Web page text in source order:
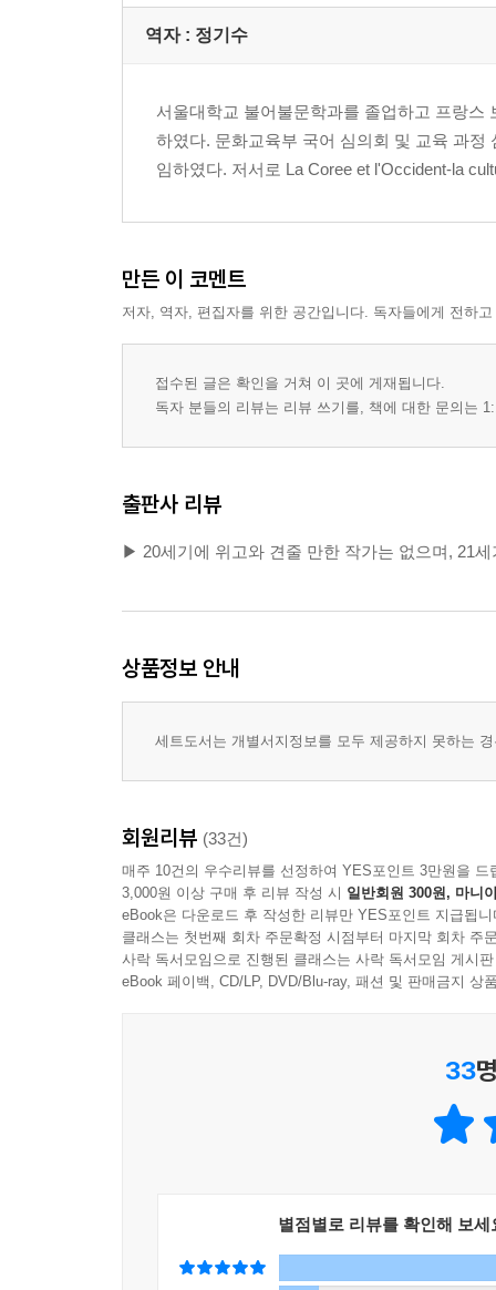
역자 : 정기수
서울대학교 불어불문학과를 졸업하고 프랑
하였다. 문화교육부 국어 심의회 및 교육 과
임하였다. 저서로 La Coree et l'Occident-la
만든 이 코멘트
저자, 역자, 편집자를 위한 공간입니다. 독자들에게 전하
접수된 글은 확인을 거쳐 이 곳에 게재됩니다.
독자 분들의 리뷰는 리뷰 쓰기를, 책에 대한 문의는
출판사 리뷰
▶ 20세기에 위고와 견줄 만한 작가는 없으며, 21
상품정보 안내
세트도서는 개별서지정보를 모두 제공하지 못하는
회원리뷰 (33건)
매주 10건의 우수리뷰를 선정하여 YES포인트 3만원을 드
3,000원 이상 구매 후 리뷰 작성 시 일반회원 300원, 마니
eBook은 다운로드 후 작성한 리뷰만 YES포인트 지급됩니
클래스는 첫번째 회차 주문확정 시점부터 마지막 회차 주
사락 독서모임으로 진행된 클래스는 사락 독서모임 게시
eBook 페이백, CD/LP, DVD/Blu-ray, 패션 및 판매금지 상
33
별점별로 리뷰를 확인해 보세